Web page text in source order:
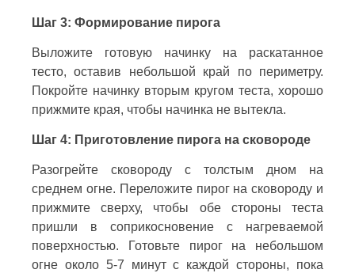
Шаг 3: Формирование пирога
Выложите готовую начинку на раскатанное
тесто, оставив небольшой край по периметру.
Покройте начинку вторым кругом теста, хорошо
прижмите края, чтобы начинка не вытекла.
Шаг 4: Приготовление пирога на сковороде
Разогрейте сковороду с толстым дном на
среднем огне. Переложите пирог на сковороду и
прижмите сверху, чтобы обе стороны теста
пришли в соприкосновение с нагреваемой
поверхностью. Готовьте пирог на небольшом
огне около 5-7 минут с каждой стороны, пока